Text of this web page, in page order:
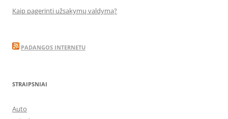
Kaip pagerinti užsakymų valdymą?
PADANGOS INTERNETU
STRAIPSNIAI
Auto